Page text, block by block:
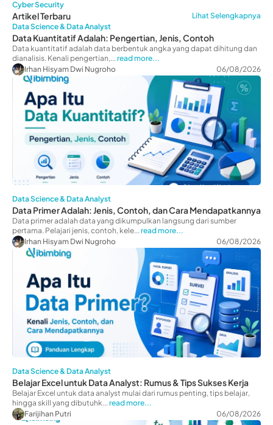
Cyber Security
Artikel Terbaru
Lihat Selengkapnya
Data Science & Data Analyst
Data Kuantitatif Adalah: Pengertian, Jenis, Contoh
Data kuantitatif adalah data berbentuk angka yang dapat dihitung dan
dianalisis. Kenali pengertian,...read more...
Irhan Hisyam Dwi Nugroho
06/08/2026
Data Science & Data Analyst
Data Primer Adalah: Jenis, Contoh, dan Cara Mendapatkannya
Data primer adalah data yang dikumpulkan langsung dari sumber
pertama. Pelajari jenis, contoh, kele...read more...
Irhan Hisyam Dwi Nugroho
06/08/2026
Data Science & Data Analyst
Belajar Excel untuk Data Analyst: Rumus & Tips Sukses Kerja
Belajar Excel untuk data analyst mulai dari rumus penting, tips belajar,
hingga skill yang dibutuhk...read more...
Farijihan Putri
06/08/2026